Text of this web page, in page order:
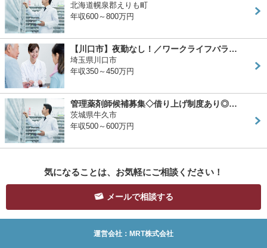
北海道幌泉郡えりも町
年収600～800万円
【川口市】夜勤なし！／ワークライフバラ…
埼玉県川口市
年収350～450万円
管理薬剤師候補募集◇借り上げ制度あり◎…
茨城県牛久市
年収500～600万円
気になることは、お気軽にご相談ください！
メールで相談する
運営会社：MRT株式会社